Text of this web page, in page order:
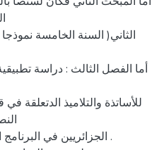
الثاني( السنة الخامسة
أما الفصل الثالث : دراسة
للأساتذة والتلاميذ الدتعلقة
الجزائريين في